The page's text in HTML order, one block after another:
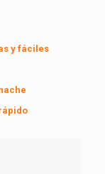
y fáciles